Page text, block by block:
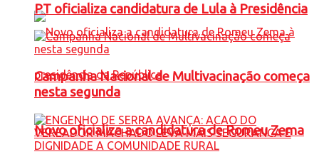
Novo oficializa a candidatura de Romeu Zema
PT oficializa candidatura de Lula à Presidência
Campanha Nacional de Multivacinação começa
nesta segunda